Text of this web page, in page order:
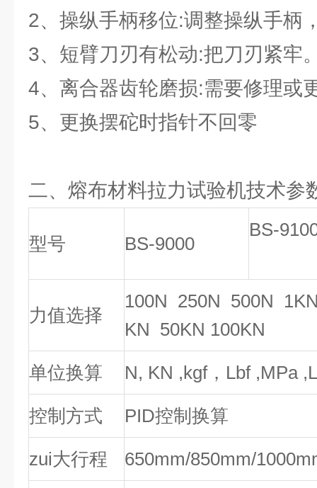
2、操纵手柄移位:调整操纵手柄
3、短臂刀刃有松动:把刀刃紧牢
4、离合器齿轮磨损:需要修理或
5、更换摆砣时指针不回零
二、熔布材料拉力试验机技术参
型号 BS-9000
BS-
力值选择
100N 250N 500N
KN 50KN 100KN
单位换算 N, KN ,kgf，Lbf ,MPa
控制方式 PID控制换算
zui大行程 650mm/850mm/